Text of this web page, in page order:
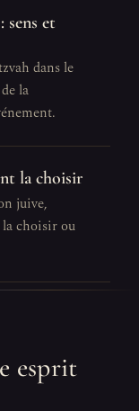
et
dans le
la
la choisir
juive,
choisir ou
esprit